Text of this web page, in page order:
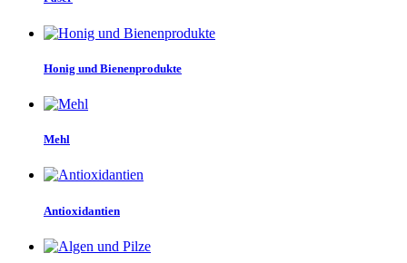
Honig und Bienenprodukte
Mehl
Antioxidantien